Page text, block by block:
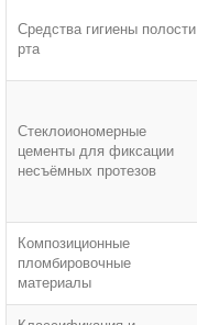
Средства гигиены полости
рта
Стеклоиономерные
цементы для фиксации
несъёмных протезов
Композиционные
пломбировочные
материалы